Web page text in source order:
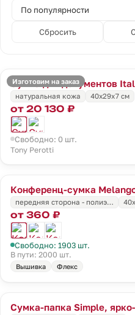
Сбросить
Изготовим на заказ
Сумка для документов
натуральная кожа
40х29х7 см
от 20 130 ₽
Свободно: 0 шт.
Tony Perotti
Конференц-сумка
передняя сторона - полиэ…
от 360 ₽
Свободно: 1903 шт.
В пути: 2000 шт.
Вышивка Флекс
Сумка-папка Simple,